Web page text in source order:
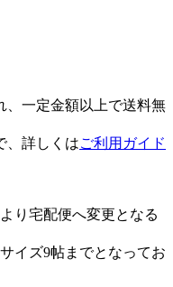
、一定金額以上で送料無
、詳しくはご利用ガイド
り宅配便へ変更となる
イズ9帖までとなってお